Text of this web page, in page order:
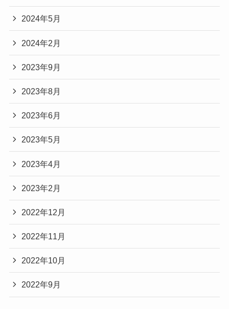
2024年5月
2024年2月
2023年9月
2023年8月
2023年6月
2023年5月
2023年4月
2023年2月
2022年12月
2022年11月
2022年10月
2022年9月